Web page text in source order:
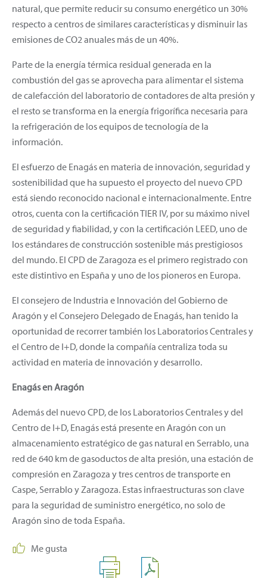
natural, que permite reducir su consumo energético un 30%
respecto a centros de similares características y disminuir las
emisiones de CO2 anuales más de un 40%.
Parte de la energía térmica residual generada en la
combustión del gas se aprovecha para alimentar el sistema
de calefacción del laboratorio de contadores de alta presión y
el resto se transforma en la energía frigorífica necesaria para
la refrigeración de los equipos de tecnología de la
información.
El esfuerzo de Enagás en materia de innovación, seguridad y
sostenibilidad que ha supuesto el proyecto del nuevo CPD
está siendo reconocido nacional e internacionalmente. Entre
otros, cuenta con la certificación TIER IV, por su máximo nivel
de seguridad y fiabilidad, y con la certificación LEED, uno de
los estándares de construcción sostenible más prestigiosos
del mundo. El CPD de Zaragoza es el primero registrado con
este distintivo en España y uno de los pioneros en Europa.
El consejero de Industria e Innovación del Gobierno de
Aragón y el Consejero Delegado de Enagás, han tenido la
oportunidad de recorrer también los Laboratorios Centrales y
el Centro de I+D, donde la compañía centraliza toda su
actividad en materia de innovación y desarrollo.
Enagás en Aragón
Además del nuevo CPD, de los Laboratorios Centrales y del
Centro de I+D, Enagás está presente en Aragón con un
almacenamiento estratégico de gas natural en Serrablo, una
red de 640 km de gasoductos de alta presión, una estación de
compresión en Zaragoza y tres centros de transporte en
Caspe, Serrablo y Zaragoza. Estas infraestructuras son clave
para la seguridad de suministro energético, no solo de
Aragón sino de toda España.
Me gusta